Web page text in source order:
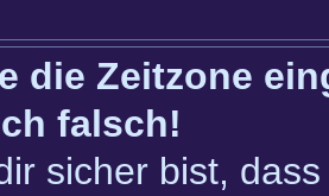
die Zeitzone
falsch!
sicher bist,